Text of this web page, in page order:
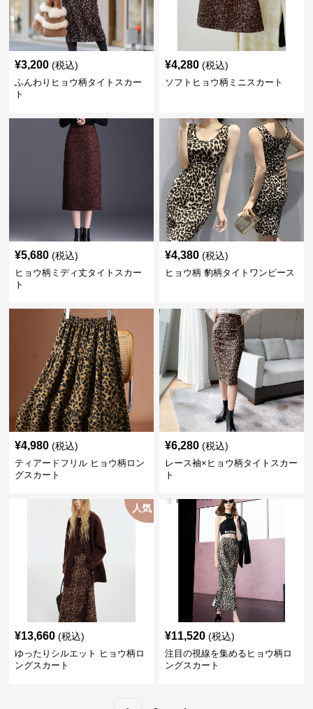
¥3,200 (税込)
ふんわりヒョウ柄タイトスカー
ト
¥4,280 (税込)
ソフトヒョウ柄ミニスカート
¥5,680 (税込)
ヒョウ柄ミディ丈タイトスカー
ト
¥4,380 (税込)
ヒョウ柄 豹柄タイトワンピース
¥4,980 (税込)
ティアードフリル ヒョウ柄ロン
グスカート
¥6,280 (税込)
レース袖×ヒョウ柄タイトスカー
ト
人気
¥13,660 (税込)
ゆったりシルエット ヒョウ柄ロ
ングスカート
¥11,520 (税込)
注目の視線を集めるヒョウ柄ロ
ングスカート